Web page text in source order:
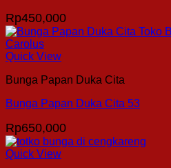
Rp450,000
Quick View
Bunga Papan Duka Cita
Bunga Papan Duka Cita 53
Rp650,000
Quick View